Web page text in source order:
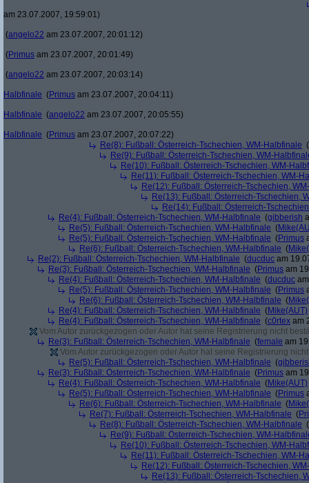
am 23.07.2007, 19:59:01)
(angelo22 am 23.07.2007, 20:01:12)
(Primus am 23.07.2007, 20:01:49)
(angelo22 am 23.07.2007, 20:03:14)
Halbfinale (Primus am 23.07.2007, 20:04:11)
Halbfinale (angelo22 am 23.07.2007, 20:05:55)
Halbfinale (Primus am 23.07.2007, 20:07:22)
Re(8): Fußball: Österreich-Tschechien, WM-Halbfinale (
Re(9): Fußball: Österreich-Tschechien, WM-
Re(10): Fußball: Österreich-Tschechien, WM-
Re(11): Fußball: Österreich-Tschechien, WM-
Re(12): Fußball: Österreich-Tschechien,
Re(13): Fußball: Österreich-Tschechien,
Re(14): Fußball: Österreich-
Re(4): Fußball: Österreich-Tschechien, WM-Halbfinale (gibberish
Re(5): Fußball: Österreich-Tschechien, WM-Halbfinale (
Re(5): Fußball: Österreich-Tschechien, WM-Halbfinale (Primus
Re(6): Fußball: Österreich-Tschechien, WM-Halbfinale (
Re(2): Fußball: Österreich-Tschechien, WM-Halbfinale (ducduc am
Re(3): Fußball: Österreich-Tschechien, WM-Halbfinale (Primus am
Re(4): Fußball: Österreich-Tschechien, WM-Halbfinale (ducduc
Re(5): Fußball: Österreich-Tschechien, WM-Halbfinale (Primus
Re(6): Fußball: Österreich-Tschechien, WM-Halbfinale (
Re(4): Fußball: Österreich-Tschechien, WM-Halbfinale (Mike(AUT)
Re(4): Fußball: Österreich-Tschechien, WM-Halbfinale (c0rtex am
Vom Autor zurückgezogen oder Autor hat seine Registrierung nicht
Re(3): Fußball: Österreich-Tschechien, WM-Halbfinale (female am
Vom Autor zurückgezogen oder Autor hat seine Registrierung
Re(5): Fußball: Österreich-Tschechien, WM-Halbfinale (
Re(3): Fußball: Österreich-Tschechien, WM-Halbfinale (Primus am
Re(4): Fußball: Österreich-Tschechien, WM-Halbfinale (Mike(AUT)
Re(5): Fußball: Österreich-Tschechien, WM-Halbfinale (Primus
Re(6): Fußball: Österreich-Tschechien, WM-Halbfinale (
Re(7): Fußball: Österreich-Tschechien, WM-Halbfinale (
Re(8): Fußball: Österreich-Tschechien, WM-Halbfinale (
Re(9): Fußball: Österreich-Tschechien, WM-
Re(10): Fußball: Österreich-Tschechien, WM-
Re(11): Fußball: Österreich-Tschechien, WM-
Re(12): Fußball: Österreich-Tschechien,
Re(13): Fußball: Österreich-Tschechien,